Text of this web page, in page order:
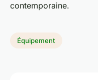
contemporaine.
Équipement